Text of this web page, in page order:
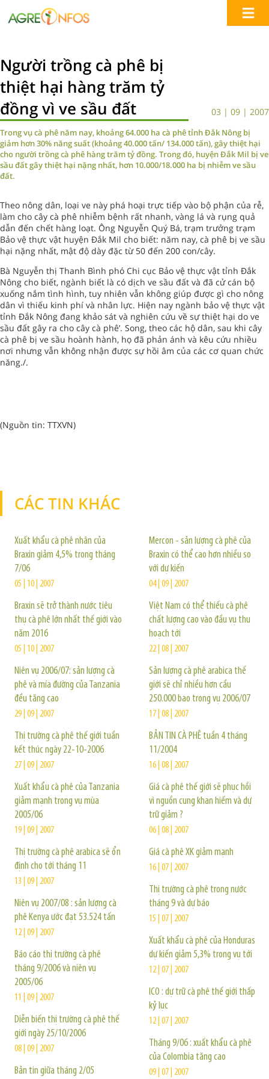
Người trồng cà phê bị
thiệt hại hàng trăm tỷ
đồng vì ve sầu đất
03 | 09 | 2007
Trong vụ cà phê năm nay, khoảng 64.000 ha cà phê tỉnh Đắk Nông bị
giảm hơn 30% năng suất (khoảng 40.000 tấn/ 134.000 tấn), gây thiệt hại
cho người trồng cà phê hàng trăm tỷ đồng. Trong đó, huyện Đắk Mil bị ve
sầu đất gây thiệt hại nặng nhất, hơn 10.000/18.000 ha bị nhiễm ve sầu
đất.
Theo nông dân, loại ve này phá hoại trực tiếp vào bộ phận của rễ,
làm cho cây cà phê nhiễm bệnh rất nhanh, vàng lá và rụng quả
dẫn đến chết hàng loạt. Ông Nguyễn Quý Bá, trạm trưởng trạm
Bảo vệ thực vật huyện Đắk Mil cho biết: năm nay, cà phê bị ve sầu
hại nặng nhất, mật độ dày đặc từ 50 đến 200 con/cây.
Bà Nguyễn thị Thanh Bình phó Chi cục Bảo vệ thực vật tỉnh Đắk
Nông cho biết, ngành biết là có dịch ve sầu đất và đã cử cán bộ
xuống nắm tình hình, tuy nhiên vẫn không giúp được gì cho nông
dân vì thiếu kinh phí và nhân lực. Hiện nay ngành bảo vệ thực vật
tỉnh Đắk Nông đang khảo sát và nghiên cứu về sự thiệt hại do ve
sầu đất gây ra cho cây cà phê’. Song, theo các hộ dân, sau khi cây
cà phê bị ve sầu hoành hành, họ đã phản ánh và kêu cứu nhiều
nơi nhưng vẫn không nhận được sự hồi âm của các cơ quan chức
năng./.
(Nguồn tin: TTXVN)
CÁC TIN KHÁC
Xuất khẩu cà phê nhân của
Braxin giảm 4,5% trong tháng
7/06
05 | 10 | 2007
Braxin sẽ trở thành nước tiêu
thụ cà phê lớn nhất thế giới vào
năm 2016
05 | 10 | 2007
Niên vụ 2006/07: sản lượng cà
phê và mía đường của Tanzania
đều tăng cao
29 | 09 | 2007
Thị trường cà phê thế giới tuần
kết thúc ngày 22-10-2006
27 | 09 | 2007
Xuất khẩu cà phê của Tanzania
giảm mạnh trong vụ mùa
2005/06
19 | 09 | 2007
Thị trường cà phê arabica sẽ ổn
định cho tới tháng 11
13 | 09 | 2007
Niên vụ 2007/08 : sản lượng cà
phê Kenya ước đạt 53.524 tấn
12 | 09 | 2007
Báo cáo thị trường cà phê
tháng 9/2006 và niên vụ
2005/06
11 | 09 | 2007
Diễn biến thị trường cà phê thế
giới ngày 25/10/2006
08 | 09 | 2007
Bản tin giữa tháng 2/05
Mercon - sản lượng cà phê của
Braxin có thể cao hơn nhiều so
với dự kiến
04 | 09 | 2007
Việt Nam có thể thiếu cà phê
chất lượng cao vào đầu vụ thu
hoạch tới
22 | 08 | 2007
Sản lượng cà phê arabica thế
giới sẽ chỉ nhiều hơn cầu
250.000 bao trong vụ 2006/07
17 | 08 | 2007
BẢN TIN CÀ PHÊ tuần 4 tháng
11/2004
16 | 08 | 2007
Giá cà phê thế giới sẽ phục hồi
vì nguồn cung khan hiếm và dự
trữ giảm ?
06 | 08 | 2007
Giá cà phê XK giảm mạnh
16 | 07 | 2007
Thị trường cà phê trong nước
tháng 9 và dự báo
15 | 07 | 2007
Xuất khẩu cà phê của Honduras
dự kiến giảm 5,3% trong vụ tới
12 | 07 | 2007
ICO : dự trữ cà phê thế giới thấp
kỷ lục
12 | 07 | 2007
Tháng 9/06 : xuất khẩu cà phê
của Colombia tăng cao
09 | 07 | 2007